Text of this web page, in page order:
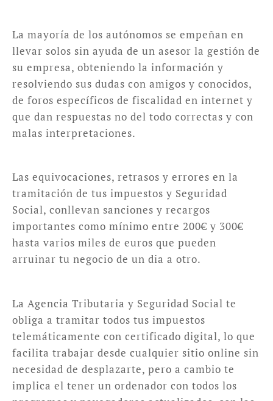
La mayoría de los autónomos se empeñan en
llevar solos sin ayuda de un asesor la gestión de
su empresa, obteniendo la información y
resolviendo sus dudas con amigos y conocidos,
de foros específicos de fiscalidad en internet y
que dan respuestas no del todo correctas y con
malas interpretaciones.
Las equivocaciones, retrasos y errores en la
tramitación de tus impuestos y Seguridad
Social, conllevan sanciones y recargos
importantes como mínimo entre 200€ y 300€
hasta varios miles de euros que pueden
arruinar tu negocio de un dia a otro.
La Agencia Tributaria y Seguridad Social te
obliga a tramitar todos tus impuestos
telemáticamente con certificado digital, lo que
facilita trabajar desde cualquier sitio online sin
necesidad de desplazarte, pero a cambio te
implica el tener un ordenador con todos los